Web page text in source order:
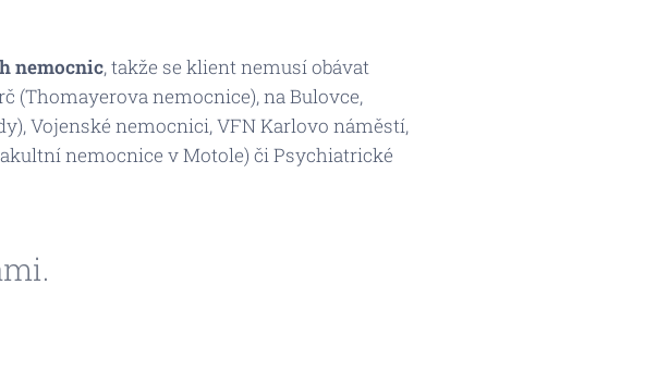
nemocnic, takže se klient nemusí obávat
(Thomayerova nemocnice), na Bulovce,
), Vojenské nemocnici, VFN Karlovo náměstí,
nemocnice v Motole) či Psychiatrické